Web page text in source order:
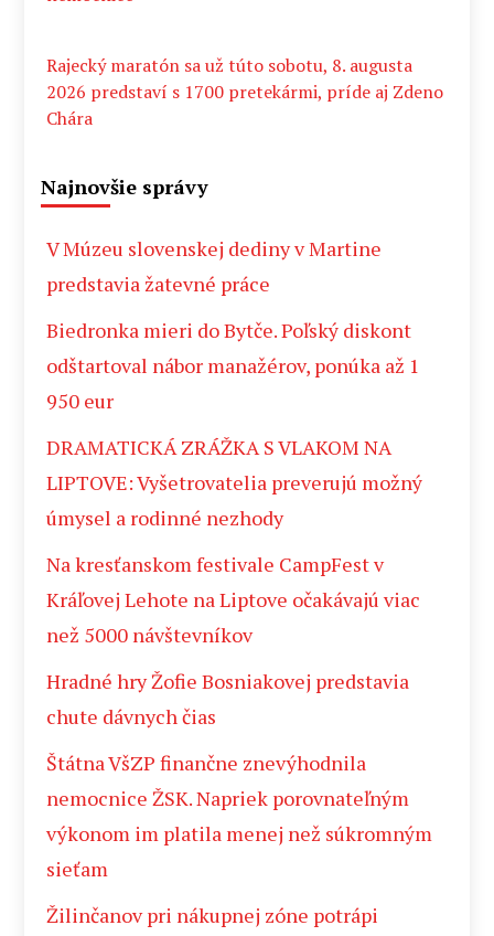
Rajecký maratón sa už túto sobotu, 8. augusta
2026 predstaví s 1700 pretekármi, príde aj Zdeno
Chára
Najnovšie správy
V Múzeu slovenskej dediny v Martine
predstavia žatevné práce
Biedronka mieri do Bytče. Poľský diskont
odštartoval nábor manažérov, ponúka až 1
950 eur
DRAMATICKÁ ZRÁŽKA S VLAKOM NA
LIPTOVE: Vyšetrovatelia preverujú možný
úmysel a rodinné nezhody
Na kresťanskom festivale CampFest v
Kráľovej Lehote na Liptove očakávajú viac
než 5000 návštevníkov
Hradné hry Žofie Bosniakovej predstavia
chute dávnych čias
Štátna VšZP finančne znevýhodnila
nemocnice ŽSK. Napriek porovnateľným
výkonom im platila menej než súkromným
sieťam
Žilinčanov pri nákupnej zóne potrápi